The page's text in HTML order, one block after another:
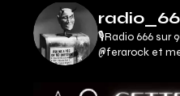
🎙Radio 666 sur
@ferarock et